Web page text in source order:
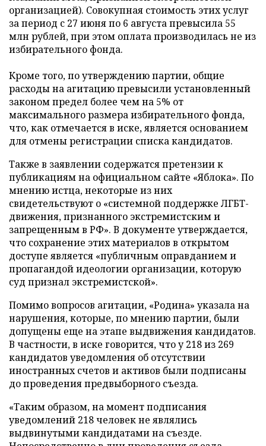
организацией). Совокупная стоимость этих услуг
за период с 27 июня по 6 августа превысила 55
млн рублей, при этом оплата производилась не из
избирательного фонда.
Кроме того, по утверждению партии, общие
расходы на агитацию превысили установленный
законом предел более чем на 5% от
максимального размера избирательного фонда,
что, как отмечается в иске, является основанием
для отмены регистрации списка кандидатов.
Также в заявлении содержатся претензии к
публикациям на официальном сайте «Яблока». По
мнению истца, некоторые из них
свидетельствуют о «системной поддержке ЛГБТ-
движения, признанного экстремистским и
запрещенным в РФ». В документе утверждается,
что сохранение этих материалов в открытом
доступе является «публичным оправданием и
пропагандой идеологии организации, которую
суд признал экстремистской».
Помимо вопросов агитации, «Родина» указала на
нарушения, которые, по мнению партии, были
допущены еще на этапе выдвижения кандидатов.
В частности, в иске говорится, что у 218 из 269
кандидатов уведомления об отсутствии
иностранных счетов и активов были подписаны
до проведения предвыборного съезда.
«Таким образом, на момент подписания
уведомлений 218 человек не являлись
выдвинутыми кандидатами на съезде.